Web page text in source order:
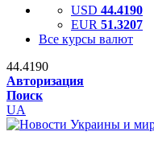
USD 44.4190
EUR 51.3207
Все курсы валют
44.4190
Авторизация
Поиск
UA